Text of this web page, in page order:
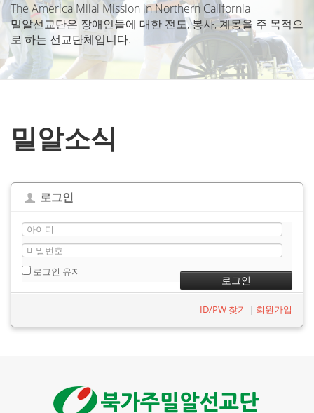
The America Milal Mission in Northern California
밀알선교단은 장애인들에 대한 전도, 봉사, 계몽을 주 목적으
로 하는 선교단체입니다.
밀알소식
로그인
로그인 유지
ID/PW 찾기 | 회원가입